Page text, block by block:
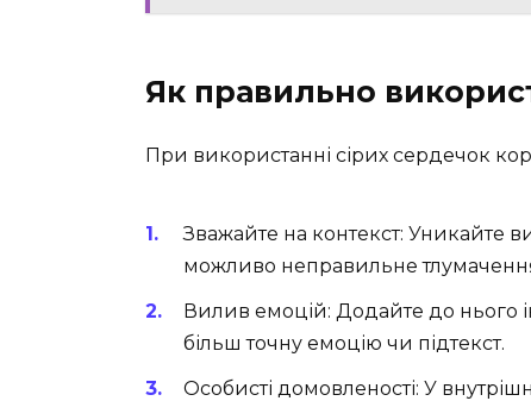
Як правильно
При використанні сірих сердечок
Зважайте на контекст: Уникайте
можливо неправильне
Вилив емоцій: Додайте до нього
більш точну емоцію чи підтекст.
Особисті домовленості: У